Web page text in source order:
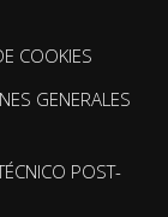
COOKIES
GENERALES
POST-